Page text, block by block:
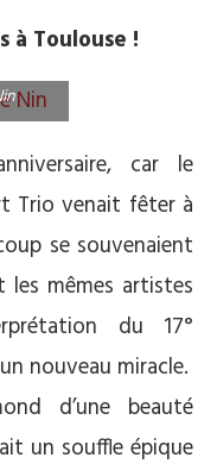
à Toulouse !
car le
Trio venait fêter à
se souvenaient
mêmes artistes
du 17°
nouveau miracle.
d’une beauté
un souffle épique